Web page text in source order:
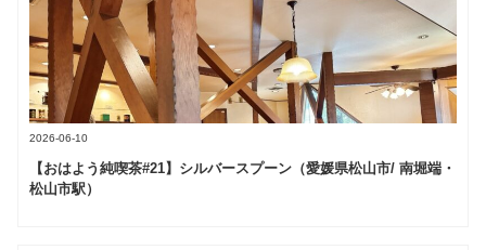
2026-06-10
【おはよう純喫茶#21】シルバースプーン（愛媛県松山市/ 南堀端・
松山市駅）